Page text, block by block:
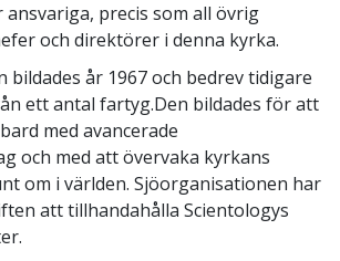
ansvariga, precis som all övrig
och direktörer i denna kyrka.
bildades år 1967 och bedrev tidigare
ett antal fartyg.Den bildades för att
med avancerade
och med att övervaka kyrkans
om i världen. Sjöorganisationen har
att tillhandahålla Scientologys